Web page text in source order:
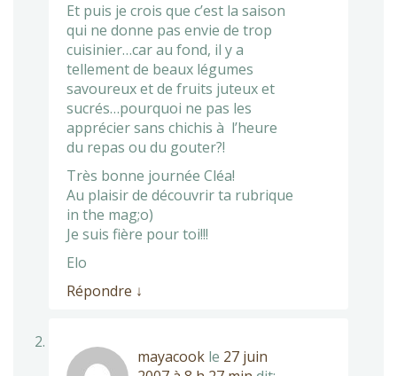
Et puis je crois que c’est la saison
qui ne donne pas envie de trop
cuisinier…car au fond, il y a
tellement de beaux légumes
savoureux et de fruits juteux et
sucrés…pourquoi ne pas les
apprécier sans chichis à l’heure
du repas ou du gouter?!
Très bonne journée Cléa!
Au plaisir de découvrir ta rubrique
in the mag;o)
Je suis fière pour toi!!!
Elo
Répondre ↓
mayacook le 27 juin